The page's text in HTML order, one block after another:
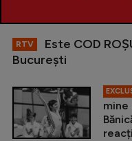
RTV
Este COD
Bucureşti
mine